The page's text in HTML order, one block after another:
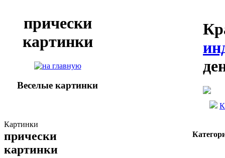
прически
картинки
Веселые картинки
Картинки
прически
картинки